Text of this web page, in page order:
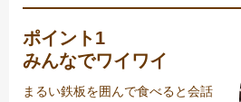
ポイント1
みんなでワイワイ
まるい鉄板を囲んで食べると会話